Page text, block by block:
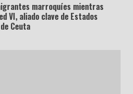
marroquíes mientras
VI, aliado clave de Estados
Ceuta